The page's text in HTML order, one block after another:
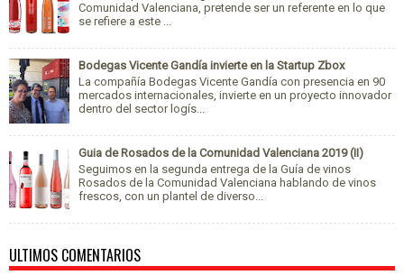
Comunidad Valenciana, pretende ser un referente en lo que
se refiere a este ...
Bodegas Vicente Gandía invierte en la Startup Zbox
La compañía Bodegas Vicente Gandía con presencia en 90
mercados internacionales, invierte en un proyecto innovador
dentro del sector logís...
Guia de Rosados de la Comunidad Valenciana 2019 (II)
Seguimos en la segunda entrega de la Guía de vinos
Rosados de la Comunidad Valenciana hablando de vinos
frescos, con un plantel de diverso...
ULTIMOS COMENTARIOS